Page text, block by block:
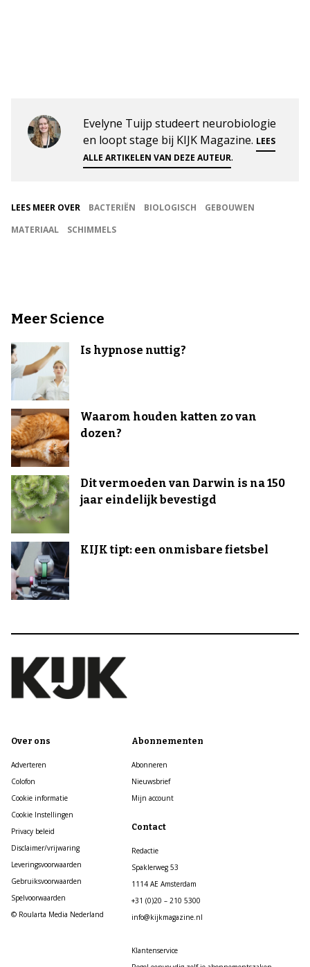
Evelyne Tuijp studeert neurobiologie
en loopt stage bij KIJK Magazine. LEES
ALLE ARTIKELEN VAN DEZE AUTEUR.
LEES MEER OVER BACTERIËN BIOLOGISCH
GEBOUWEN
MATERIAAL
SCHIMMELS
Meer Science
Is hypnose nuttig?
Waarom houden katten zo van
dozen?
Dit vermoeden van Darwin is na 150
jaar eindelijk bevestigd
KIJK tipt: een onmisbare fietsbel
Over ons
Adverteren
Colofon
Cookie informatie
Cookie Instellingen
Privacy beleid
Disclaimer/vrijwaring
Leveringsvoorwaarden
Gebruiksvoorwaarden
Spelvoorwaarden
© Roularta Media Nederland
Abonnementen
Abonneren
Nieuwsbrief
Mijn account
Contact
Redactie
Spaklerweg 53
1114 AE Amsterdam
+31 (0)20 – 210 5300
info@kijkmagazine.nl
Klantenservice